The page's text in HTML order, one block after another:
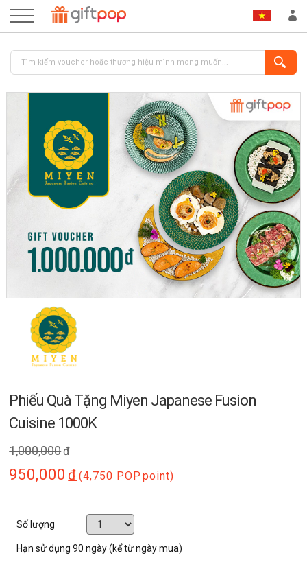
ĐĂNG NHẬP ĐĂNG KÝ
Phiếu Quà Tặng Miyen Japanese Fusion
Cuisine 1000K
1,000,000đ
950,000 đ (4,750 POP point)
Số lượng
Hạn sử dụng90 ngày (kể từ ngày mua)